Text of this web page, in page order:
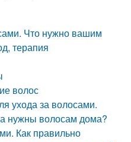
Что нужно вашим
терапия
волос
ухода за волосами.
нужны волосам дома?
Как правильно